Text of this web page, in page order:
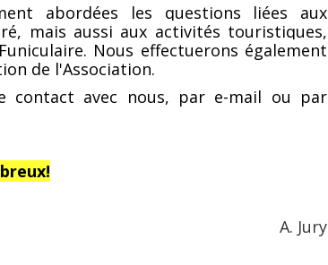
abordées les questions liées aux
mais aussi aux activités touristiques,
Nous effectuerons également
de l'Association.
contact avec nous, par e-mail ou par
A. Jury